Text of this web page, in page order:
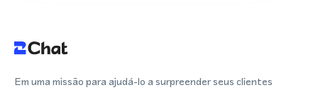
Em uma missão para ajudá-lo a surpreender seus clientes